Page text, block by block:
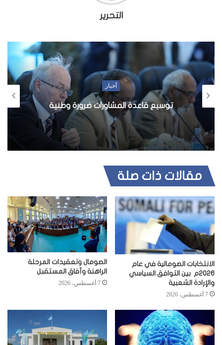
التحرير
إعفاء إضافي من ديون الصومال
مقالات ذات صلة
الانتخابات الصومالية في عام
2026م بين التوافق السياسي
والإرادة الشعبية
7 أغسطس، 2026
الصومال وتعقيدات المرحلة
الراهنة وآفاق المستقبل
7 أغسطس، 2026